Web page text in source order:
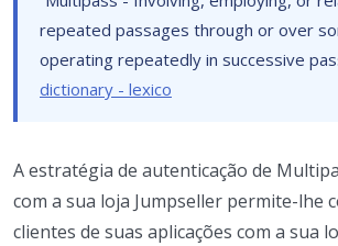
repeated passages through or over
operating repeatedly in successive
dictionary - lexico
A estratégia de autenticação de
com a sua loja Jumpseller permite-lhe
clientes de suas aplicações com a sua